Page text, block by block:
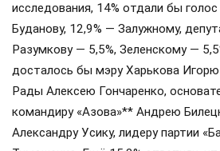
исследования, 14% отдали бы
Буданову, 12,9% — Залужному,
Разумкову — 5,5%, Зеленскому —
досталось бы мэру Харькова Игорю
Рады Алексею Гончаренко,
командиру «Азова»** Андрею
Александру Усику, лидеру партии